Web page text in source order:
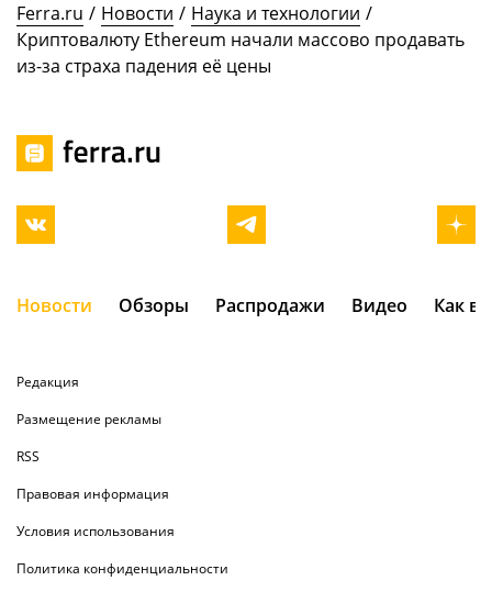
Ferra.ru / Новости / Наука и технологии /
Криптовалюту Ethereum начали массово продавать
из-за страха падения её цены
Новости Обзоры Распродажи Видео Как
Редакция
Размещение рекламы
RSS
Правовая информация
Условия использования
Политика конфиденциальности